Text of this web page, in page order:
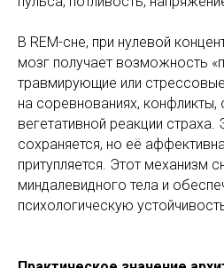
В REM-сне, при нулевой
мозг получает возможность
травмирующие или
на соревнованиях,
вегетативной реакции
сохраняется, но её
притупляется. Этот механизм
миндалевидного тела и
психологическую